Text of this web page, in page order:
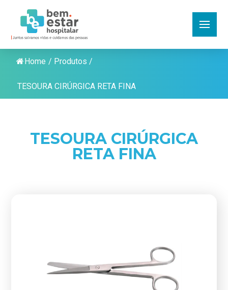
Home / Produtos /
TESOURA CIRÚRGICA RETA FINA
TESOURA CIRÚRGICA
RETA FINA